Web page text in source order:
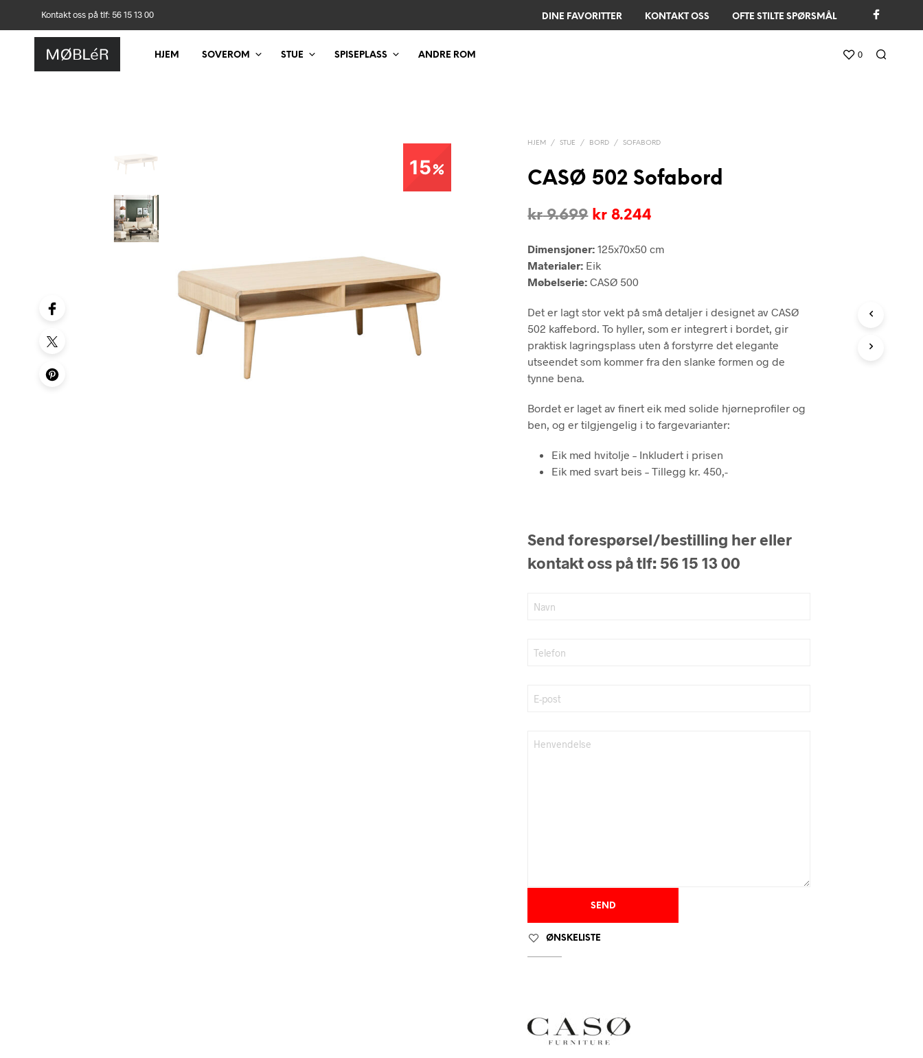
Kontakt oss på tlf: 56 15 13 00 DINE FAVORITTER KONTAKT OSS OFTE STILTE SPØRSMÅL
HJEM SOVEROM STUE SPISEPLASS ANDRE ROM 0
15
HJEM / STUE / BORD / SOFABORD
CASØ 502 Sofabord
kr9.699 Opprinnelig
var:
kr 9.699.
kr 8.244
Dimensjoner: 125x70x50 cm
Materialer: Eik
Møbelserie: CASØ 500
Det er lagt stor vekt på små detaljer i designet av CASØ
502 kaffebord. To hyller, som er integrert i bordet, gir
praktisk lagringsplass uten å forstyrre det elegante
utseendet som kommer fra den slanke formen og de
tynne bena.
Bordet er laget av finert eik med solide hjørneprofiler og
ben, og er tilgjengelig i to fargevarianter:
Eik med hvitolje – Inkludert i prisen
Eik med svart beis – Tillegg kr. 450,-
Send forespørsel/bestilling her eller
kontakt oss på tlf: 56 15 13 00
ØNSKELISTE